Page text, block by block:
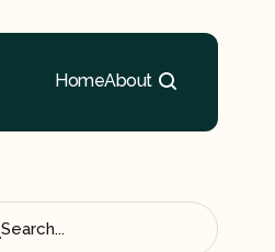
HomeAbout
Search...